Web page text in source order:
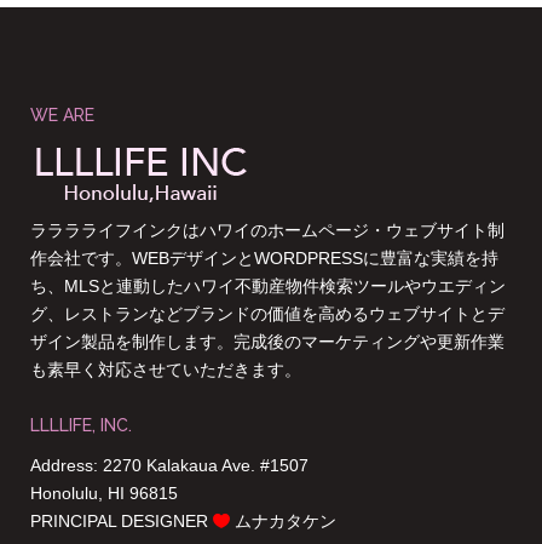
WE ARE
ラララライフインクはハワイのホームページ・ウェブサイト制
作会社です。WEBデザインとWORDPRESSに豊富な実績を持
ち、MLSと連動したハワイ不動産物件検索ツールやウエディン
グ、レストランなどブランドの価値を高めるウェブサイトとデ
ザイン製品を制作します。完成後のマーケティングや更新作業
も素早く対応させていただきます。
LLLLIFE, INC.
Address: 2270 Kalakaua Ave. #1507
Honolulu, HI 96815
PRINCIPAL DESIGNER
ムナカタケン